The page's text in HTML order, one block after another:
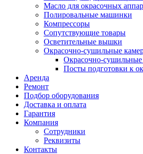
Масло для окрасочных
Полировальные машинки
Компрессоры
Сопутствующие товары
Осветительные вышки
Окрасочно-сушильные
Окрасочно-
Посты подготовки к
Аренда
Ремонт
Подбор оборудования
Доставка и оплата
Гарантия
Компания
Сотрудники
Реквизиты
Контакты